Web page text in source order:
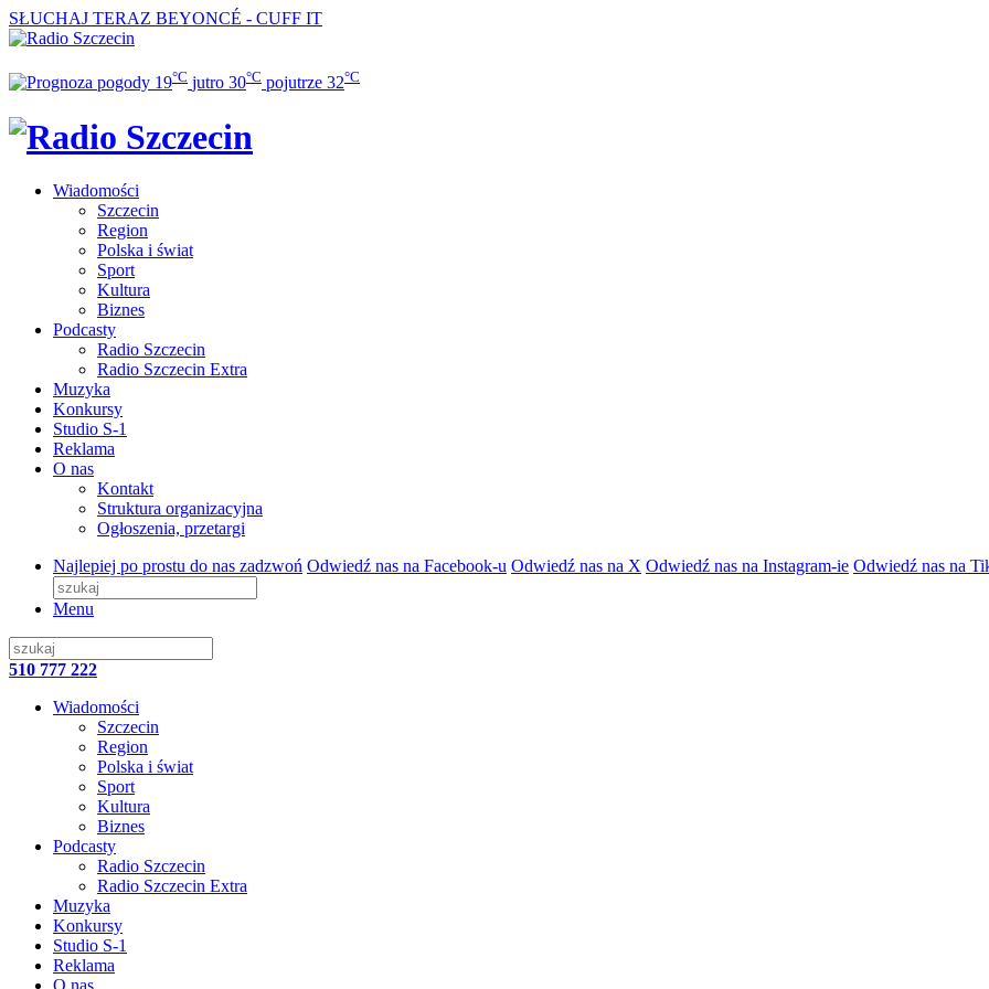
SŁUCHAJ TERAZ BEYONCÉ - CUFF IT
19°C jutro 30°C pojutrze 32°C
Wiadomości
Szczecin
Region
Polska i świat
Sport
Kultura
Biznes
Podcasty
Radio Szczecin
Radio Szczecin Extra
Muzyka
Konkursy
Studio S-1
Reklama
O nas
Kontakt
Struktura organizacyjna
Ogłoszenia, przetargi
Najlepiej po prostu do nas zadzwoń Odwiedź nas na Facebook-u Odwiedź nas na X Odwiedź nas na Instagram-ie Odwiedź nas na
Menu
510 777 222
Wiadomości
Szczecin
Region
Polska i świat
Sport
Kultura
Biznes
Podcasty
Radio Szczecin
Radio Szczecin Extra
Muzyka
Konkursy
Studio S-1
Reklama